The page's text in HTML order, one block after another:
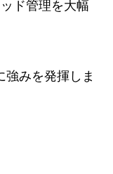
ド管理を大幅
強みを発揮しま